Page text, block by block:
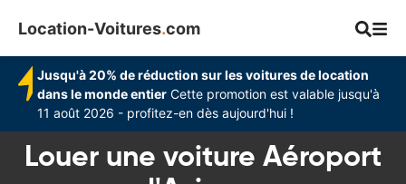
Location-Voitures.com
Jusqu'à 20% de réduction sur les voitures de location
dans le monde entier Cette promotion est valable jusqu'à
11 août 2026 - profitez-en dès aujourd'hui !
Louer une voiture Aéroport